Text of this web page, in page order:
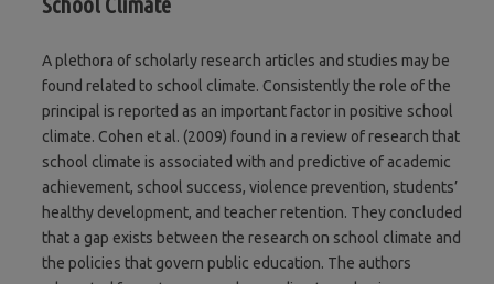
A plethora of scholarly research articles and studies may be
found related to school climate. Consistently the role of the
principal is reported as an important factor in positive school
climate. Cohen et al. (2009) found in a review of research that
school climate is associated with and predictive of academic
achievement, school success, violence prevention, students’
healthy development, and teacher retention. They concluded
that a gap exists between the research on school climate and
the policies that govern public education. The authors